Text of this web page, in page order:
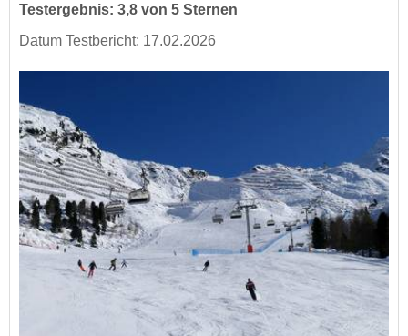
Testergebnis: 3,8 von 5 Sternen
Datum Testbericht: 17.02.2026